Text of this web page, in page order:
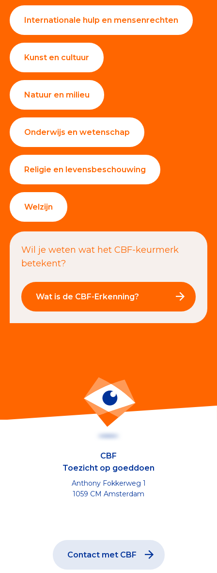
Internationale hulp en mensenrechten
Kunst en cultuur
Natuur en milieu
Onderwijs en wetenschap
Religie en levensbeschouwing
Welzijn
Wil je weten wat het CBF-keurmerk
betekent?
Wat is de CBF-Erkenning?
CBF
Toezicht op goeddoen
Anthony Fokkerweg 1
1059 CM Amsterdam
Contact met CBF